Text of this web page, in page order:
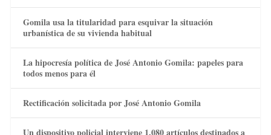
Gomila usa la titularidad para esquivar la situación
urbanística de su vivienda habitual
La hipocresía política de José Antonio Gomila: papeles para
todos menos para él
Rectificación solicitada por José Antonio Gomila